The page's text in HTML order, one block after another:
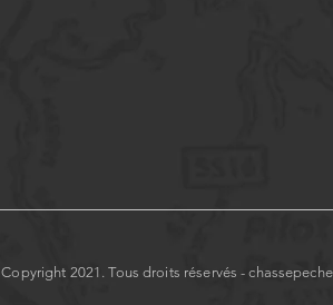
Copyright 2021. Tous droits réservés -